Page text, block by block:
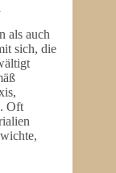
als auch
sich, die
Oft